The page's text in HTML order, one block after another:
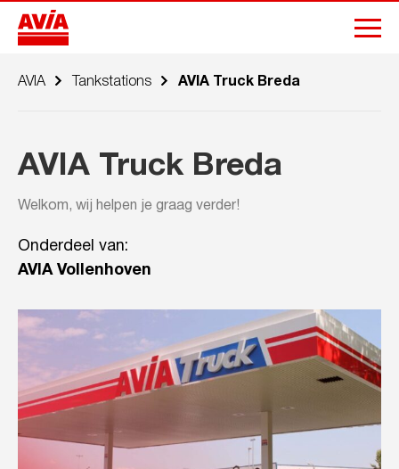
AVIA Tankstations AVIA Truck Breda
AVIA Truck Breda
Welkom, wij helpen je graag verder!
Onderdeel van:
AVIA Vollenhoven